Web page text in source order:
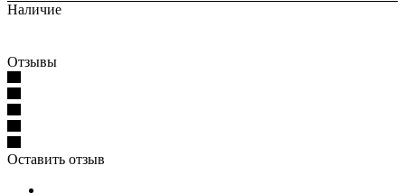
Наличие
Отзывы
Оставить отзыв